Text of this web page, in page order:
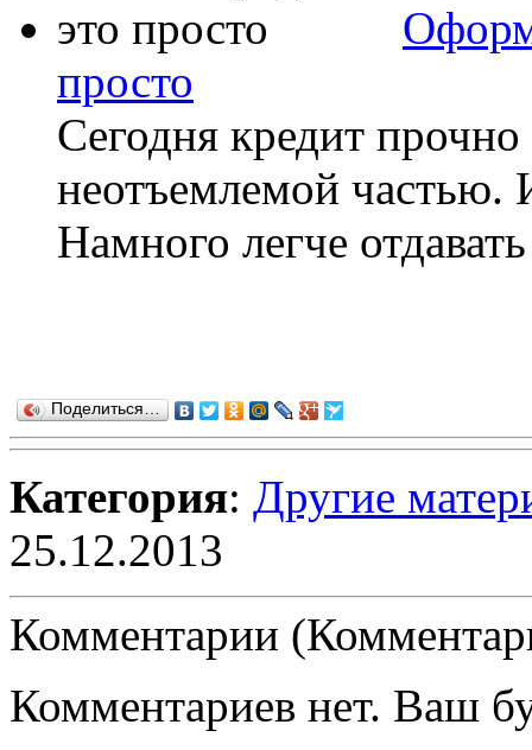
просто
Сегодня кредит
неотъемлемой частью.
Намного легче
Поделиться…
Категория: Другие
25.12.2013
Комментарии
Комментариев нет. Ваш